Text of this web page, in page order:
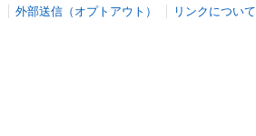
外部送信（オプトアウト） リンクについて